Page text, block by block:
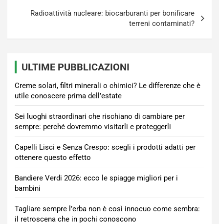
Radioattività nucleare: biocarburanti per bonificare
terreni contaminati?
ULTIME PUBBLICAZIONI
Creme solari, filtri minerali o chimici? Le differenze che è
utile conoscere prima dell’estate
Sei luoghi straordinari che rischiano di cambiare per
sempre: perché dovremmo visitarli e proteggerli
Capelli Lisci e Senza Crespo: scegli i prodotti adatti per
ottenere questo effetto
Bandiere Verdi 2026: ecco le spiagge migliori per i
bambini
Tagliare sempre l’erba non è così innocuo come sembra:
il retroscena che in pochi conoscono